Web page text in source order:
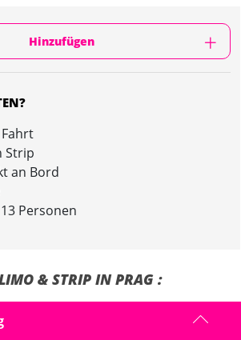
Hinzufügen
Strip
an Bord
Personen
& STRIP IN PRAG :
& könnt ihr mit bis zu 13 Personen einen